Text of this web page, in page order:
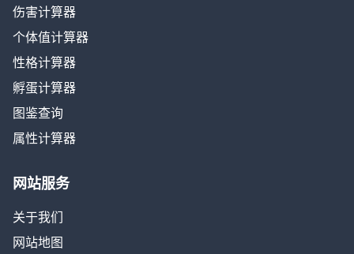
伤害计算器
个体值计算器
性格计算器
孵蛋计算器
图鉴查询
属性计算器
网站服务
关于我们
网站地图